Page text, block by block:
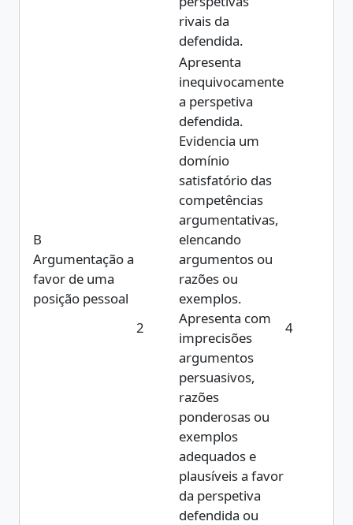
B
Argumentação a
favor de uma
posição pessoal
rivais da
defendida.
2
Apresenta
inequivocamente
a perspetiva
defendida.
Evidencia um
domínio
satisfatório das
competências
argumentativas,
elencando
argumentos ou
razões ou
exemplos.
Apresenta com
imprecisões
argumentos
persuasivos,
razões
ponderosas ou
exemplos
adequados e
plausíveis a favor
da perspetiva
defendida ou
4